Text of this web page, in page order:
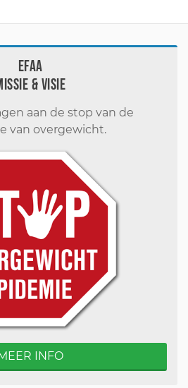
EFAA
& visie
aan de stop van de
van overgewicht.
INFO